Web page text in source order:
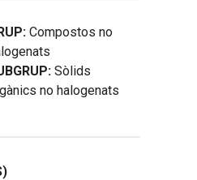
Compostos no
Sòlids
no halogenats